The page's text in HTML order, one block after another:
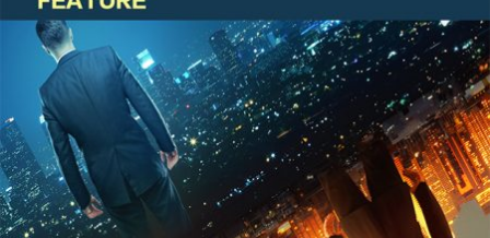
史
風
雲
變
色
2050
年
最
新